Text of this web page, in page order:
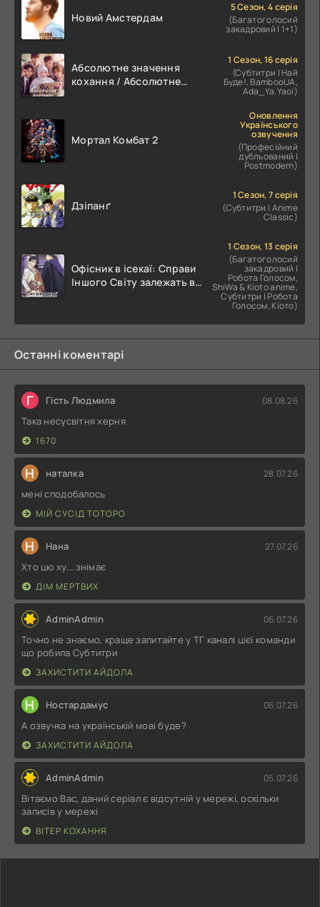
Новий Амстердам
5 Сезон, 4 серія
(Багатоголосий
закадровий | 1+1)
Абсолютне значення
кохання / Абсолютне
1 Сезон, 16 серія
(Субтитри | Най
Буде!, BambooUA,
Ada_Ya.Yaoi)
Мортал Комбат 2
Оновлення
Українського
озвучення
(Професійний
дубльований |
Postmodern)
Дзіпанґ
1 Сезон, 7 серія
(Субтитри | Anime
Classic)
Офісник в ісекаї: Справи
Іншого Світу залежать від
1 Сезон, 13 серія
(Багатоголосий
закадровий |
Робота Голосом,
ShiWa & Kioto anime,
Субтитри | Робота
Голосом, Кіото)
Останні коментарі
Г Гість Людмила 08.08.26
Така несусвітня херня
1670
Н наталка 28.07.26
мені сподобалось
МІЙ СУСІД ТОТОРО
Н Нана 27.07.26
Хто цю ху....знімає
ДІМ МЕРТВИХ
AdminAdmin 06.07.26
Точно не знаємо, краще запитайте у ТГ каналі цієї команди
що робила Субтитри
ЗАХИСТИТИ АЙДОЛА
Н Ностардамус 06.07.26
А озвучка на українській мові буде?
ЗАХИСТИТИ АЙДОЛА
AdminAdmin 05.07.26
Вітаємо Вас, даний серіал є відсутній у мережі, оскільки
записів у мережі
ВІТЕР КОХАННЯ